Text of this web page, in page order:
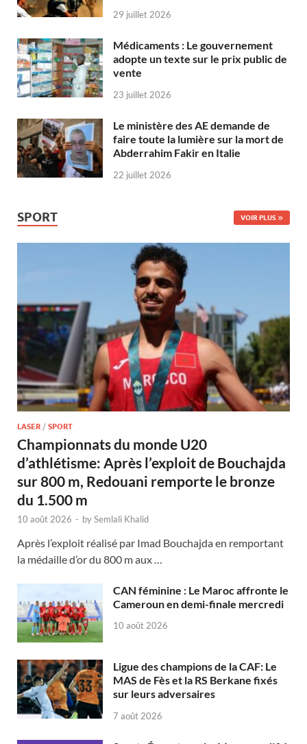
29 juillet 2026
Médicaments : Le gouvernement
adopte un texte sur le prix public de
vente
23 juillet 2026
Le ministère des AE demande de
faire toute la lumière sur la mort de
Abderrahim Fakir en Italie
22 juillet 2026
SPORT VOIR PLUS
LASER / SPORT
Championnats du monde U20
d’athlétisme: Après l’exploit de Bouchajda
sur 800 m, Redouani remporte le bronze
du 1.500 m
10 août 2026 - bySemlali Khalid
Après l’exploit réalisé par Imad Bouchajda en remportant
la médaille d’or du 800 m aux …
CAN féminine : Le Maroc affronte le
Cameroun en demi-finale mercredi
10 août 2026
Ligue des champions de la CAF: Le
MAS de Fès et la RS Berkane fixés
sur leurs adversaires
7 août 2026